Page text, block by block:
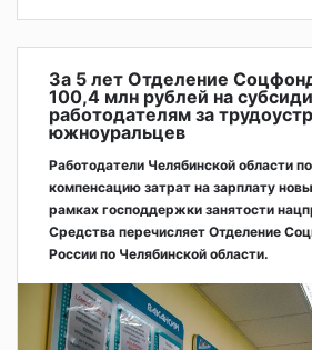
За 5 лет Отделение
100,4 млн рублей на
работодателям за
южноуральцев
Работодатели Челябинской области
компенсацию затрат на зарплату
рамках господдержки занятости
Средства перечисляет Отделение
России по Челябинской области.